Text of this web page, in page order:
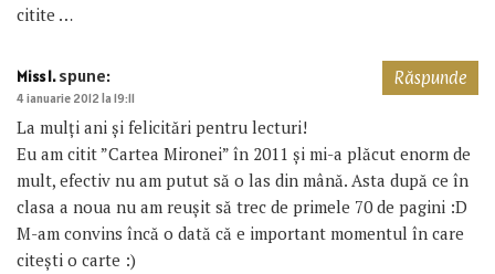
citite …
Miss I. spune:
4 ianuarie 2012 la 19:11
La mulți ani și felicitări pentru lecturi!
Eu am citit ”Cartea Mironei” în 2011 și mi-a plăcut enorm de
mult, efectiv nu am putut să o las din mână. Asta după ce în
clasa a noua nu am reușit să trec de primele 70 de pagini :D
M-am convins încă o dată că e important momentul în care
citești o carte :)
Răspunde